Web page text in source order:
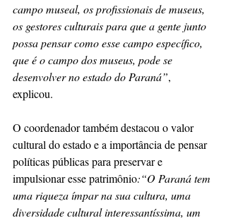
campo museal, os profissionais de museus,
os gestores culturais para que a gente junto
possa pensar como esse campo específico,
que é o campo dos museus, pode se
desenvolver no estado do Paraná”,
explicou.
O coordenador também destacou o valor
cultural do estado e a importância de pensar
políticas públicas para preservar e
impulsionar esse patrimônio:“O Paraná tem
uma riqueza ímpar na sua cultura, uma
diversidade cultural interessantíssima, um